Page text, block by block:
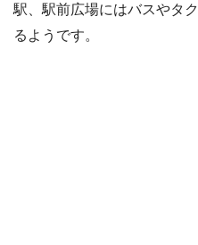
駅、駅前広場にはバスやタ
るようです。